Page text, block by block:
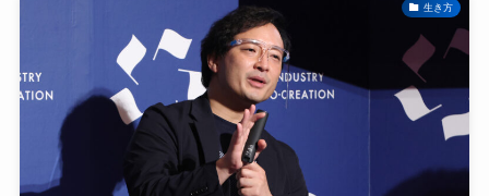
生き方